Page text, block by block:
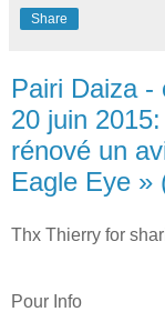
Share
Pairi Daiza -
20 juin
rénové un
Eagle Eye »
Thx Thierry for
Pour Info